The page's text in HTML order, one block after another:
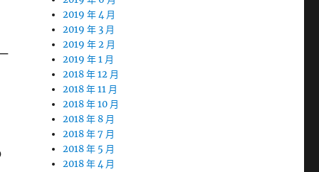
2019 年 4 月
2019 年 3 月
2019 年 2 月
2019 年 1 月
2018 年 12 月
2018 年 11 月
2018 年 10 月
2018 年 8 月
2018 年 7 月
2018 年 5 月
2018 年 4 月